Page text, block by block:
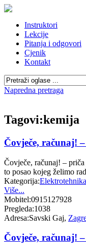
Instruktori
Lekcije
Pitanja i odgovori
Cjenik
Kontakt
Napredna pretraga
Tagovi:kemija
Čovječe, računaj!
Čovječe, računaj! –
to posao kojeg želimo
Kategorija:Elektrotehnika
Više...
Mobitel:0915127928
Pregleda:1038
Adresa:Savski Gaj,
Čovječe, računaj!